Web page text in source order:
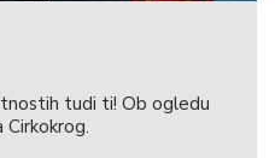
tudi ti! Ob ogledu